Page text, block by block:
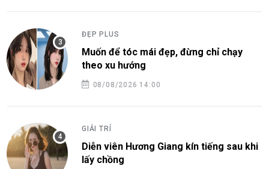
ĐẸP PLUS
Muốn để tóc mái đẹp, đừng chỉ chạy
theo xu hướng
08/08/2026 14:00
GIẢI TRÍ
Diễn viên Hương Giang kín tiếng sau khi
lấy chồng